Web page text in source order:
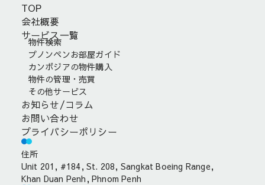
住所
Unit 201, #184, St. 208, Sangkat Boeing Range,
Khan Duan Penh, Phnom Penh
TOP
会社概要
サービス一覧
物件検索
プノンペンお部屋ガイド
カンボジアの物件購入
物件の管理・売買
その他サービス
お知らせ/コラム
お問い合わせ
プライバシーポリシー